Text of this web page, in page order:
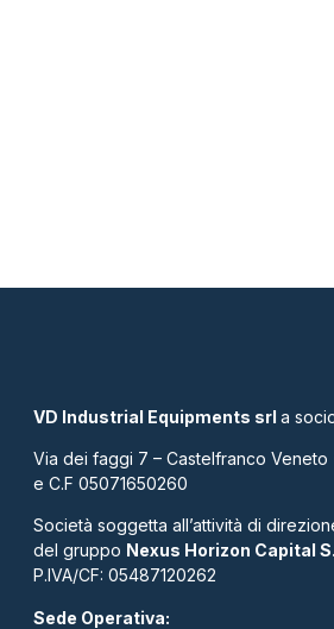
VD Industrial Equipments srl a
Via dei faggi 7 – Castelfranco Veneto
e C.F 05071650260
Società soggetta all’attività di
del gruppo Nexus Horizon Capital
P.IVA/CF: 05487120262​
Sede Operativa: